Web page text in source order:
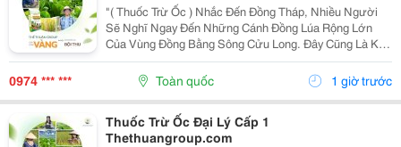
"( Thuốc Trừ Ốc ) Nhắc Đến Đồng Tháp, Nhiều Người
Sẽ Nghĩ Ngay Đến Những Cánh Đồng Lúa Rộng Lớn
Của Vùng Đồng Bằng Sông Cửu Long. Đây Cũng Là Khu
Vực Có Điều Kiện Thuận Lợi Để Cây Lúa Phát Triển,
Nhưng Đồng Thời Ốc Bươu Vàng Cũng Dễ Sinh Sôi,
0974 *** *** Toàn quốc 1 giờ trước
Thuốc Trừ Ốc Đại Lý Cấp 1
Thethuangroup.com